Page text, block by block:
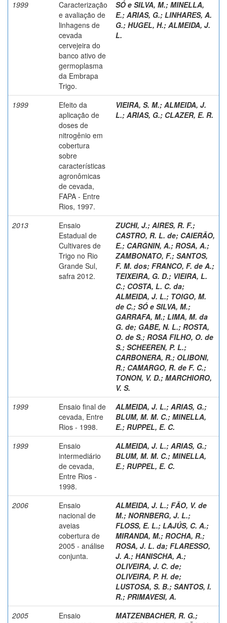
1999
Caracterização
e avaliação de
linhagens de
cevada
cervejeira do
banco ativo de
germoplasma
da Embrapa
Trigo.
SÓ e SILVA, M.; MINELLA,
E.; ARIAS, G.; LINHARES, A.
G.; HUGEL, H.; ALMEIDA, J.
L.
1999
Efeito da
aplicação de
doses de
nitrogênio em
cobertura
sobre
características
agronômicas
de cevada,
FAPA - Entre
Rios, 1997.
VIEIRA, S. M.; ALMEIDA, J.
L.; ARIAS, G.; CLAZER, E. R.
2013
Ensaio
Estadual de
Cultivares de
Trigo no Rio
Grande Sul,
safra 2012.
ZUCHI, J.; AIRES, R. F.;
CASTRO, R. L. de; CAIERÃO,
E.; CARGNIN, A.; ROSA, A.;
ZAMBONATO, F.; SANTOS,
F. M. dos; FRANCO, F. de A.;
TEIXEIRA, G. D.; VIEIRA, L.
C.; COSTA, L. C. da;
ALMEIDA, J. L.; TOIGO, M.
de C.; SÓ e SILVA, M.;
GARRAFA, M.; LIMA, M. da
G. de; GABE, N. L.; ROSTA,
O. de S.; ROSA FILHO, O. de
S.; SCHEEREN, P. L.;
CARBONERA, R.; OLIBONI,
R.; CAMARGO, R. de F. C.;
TONON, V. D.; MARCHIORO,
V. S.
1999
Ensaio final de
cevada, Entre
Rios - 1998.
ALMEIDA, J. L.; ARIAS, G.;
BLUM, M. M. C.; MINELLA,
E.; RUPPEL, E. C.
1999
Ensaio
intermediário
de cevada,
Entre Rios -
1998.
ALMEIDA, J. L.; ARIAS, G.;
BLUM, M. M. C.; MINELLA,
E.; RUPPEL, E. C.
2006
Ensaio
nacional de
aveias
cobertura de
2005 - análise
conjunta.
ALMEIDA, J. L.; FÃO, V. de
M.; NORNBERG, J. L.;
FLOSS, E. L.; LAJÚS, C. A.;
MIRANDA, M.; ROCHA, R.;
ROSA, J. L. da; FLARESSO,
J. A.; HANISCHA, A.;
OLIVEIRA, J. C. de;
OLIVEIRA, P. H. de;
LUSTOSA, S. B.; SANTOS, I.
R.; PRIMAVESI, A.
2005
Ensaio
MATZENBACHER, R. G.;